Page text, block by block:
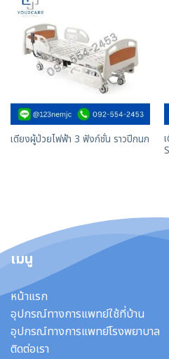
เตียงผู้ป่วยไฟฟ้า 3 ฟังก์ชั่น ราวปีกนก
เมนู
หน้าแรก
อุปกรณ์ทางการแพทย์ใช้ที่บ้าน
อุปกรณ์ทางการแพทย์โรงพยาบาล
ติดต่อเรา